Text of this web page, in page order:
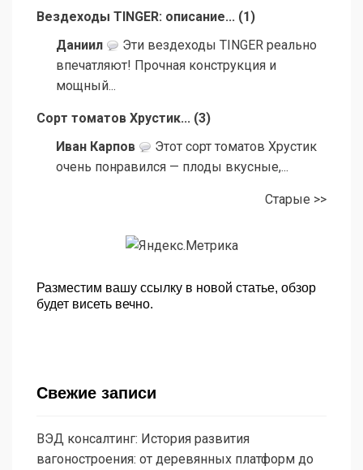
Вездеходы TINGER: описание... (1 )
Даниил
Эти вездеходы TINGER реально
впечатляют! Прочная конструкция и
мощный...
Сорт томатов Хрустик... (3)
Иван Карпов
Этот сорт томатов Хрустик
очень понравился — плоды вкусные,...
Старые >>
Разместим вашу ссылку в новой статье, обзор
будет висеть вечно.
Свежие записи
ВЭД консалтинг: История развития
вагоностроения: от деревянных платформ до